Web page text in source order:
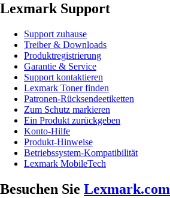
Lexmark Support
Support zuhause
Treiber & Downloads
Produktregistrierung
Garantie & Service
Support kontaktieren
Lexmark Toner finden
Patronen-Rücksendeetiketten
Zum Schutz markieren
Ein Produkt zurückgeben
Konto-Hilfe
Produkt-Hinweise
Betriebssystem-Kompatibilität
Lexmark MobileTech
Besuchen Sie Lexmark.com